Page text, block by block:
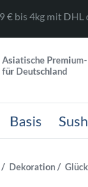
€ bis 4kg mit DHL
Asiatische
für Deutschland
Basis
Dekoration